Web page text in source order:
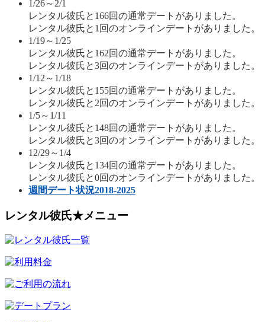
1/26～2/1
レンタル彼氏と166回の通常デートがありました。
レンタル彼氏と1回のオンラインデートがありました。
1/19～1/25
レンタル彼氏と162回の通常デートがありました。
レンタル彼氏と3回のオンラインデートがありました。
1/12～1/18
レンタル彼氏と155回の通常デートがありました。
レンタル彼氏と2回のオンラインデートがありました。
1/5～1/11
レンタル彼氏と148回の通常デートがありました。
レンタル彼氏と3回のオンラインデートがありました。
12/29～1/4
レンタル彼氏と134回の通常デートがありました。
レンタル彼氏と0回のオンラインデートがありました。
週間デート状況2018-2025
レンタル彼氏★メニュー